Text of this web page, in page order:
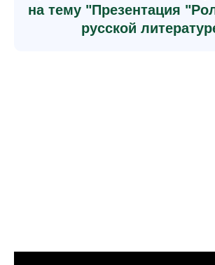
на тему "Презентация
русской